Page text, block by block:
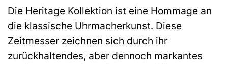
Die Heritage Kollektion ist eine Hommage an
die klassische Uhrmacherkunst. Diese
Zeitmesser zeichnen sich durch ihr
zurückhaltendes, aber dennoch markantes